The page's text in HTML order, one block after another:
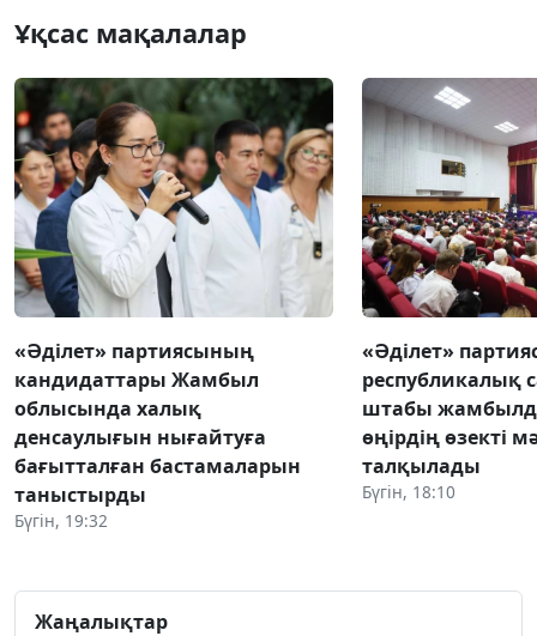
Ұқсас мақалалар
«Әділет» партиясының
кандидаттары Жамбыл
облысында халық
денсаулығын нығайтуға
бағытталған бастамаларын
таныстырды
Бүгін, 19:32
«Әділет»
республикалық
штабы
өңірдің өзекті
талқылады
Бүгін, 18:10
Жаңалықтар